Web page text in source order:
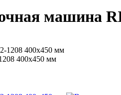
машина
400x450 мм